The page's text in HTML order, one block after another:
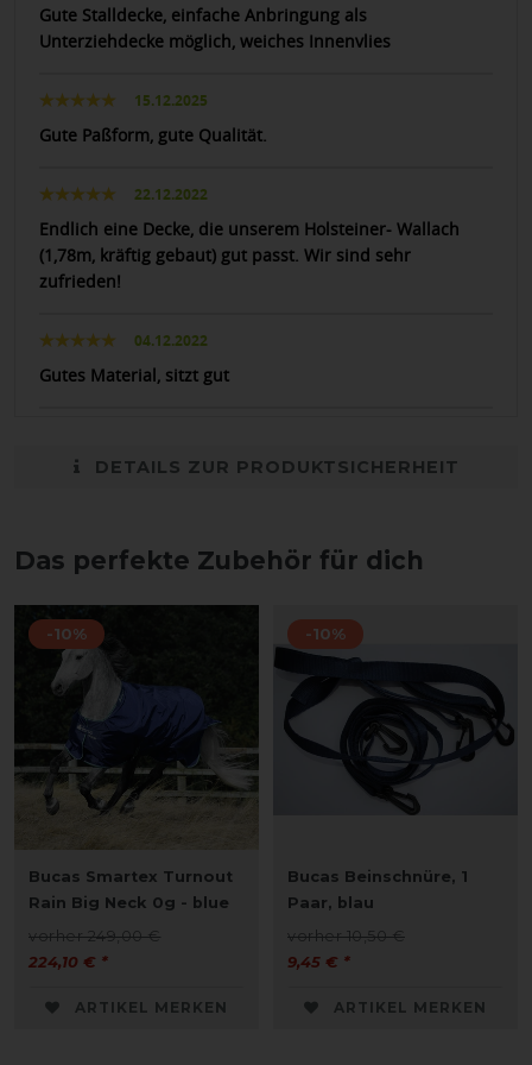
Gute Stalldecke, einfache Anbringung als
Unterziehdecke möglich, weiches Innenvlies
15.12.2025
Gute Paßform, gute Qualität.
22.12.2022
Endlich eine Decke, die unserem Holsteiner- Wallach
(1,78m, kräftig gebaut) gut passt. Wir sind sehr
zufrieden!
04.12.2022
Gutes Material, sitzt gut
DETAILS ZUR PRODUKTSICHERHEIT
Das perfekte Zubehör für dich
-10%
Bucas Smartex Turnout
Rain Big Neck 0g - blue
vorher 249,00 €
224,10 € *
ARTIKEL MERKEN
-10%
Bucas Beinschnüre, 1
Paar, blau
vorher 10,50 €
9,45 € *
ARTIKEL MERKEN